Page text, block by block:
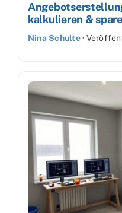
kalkulieren &
Nina Schulte·